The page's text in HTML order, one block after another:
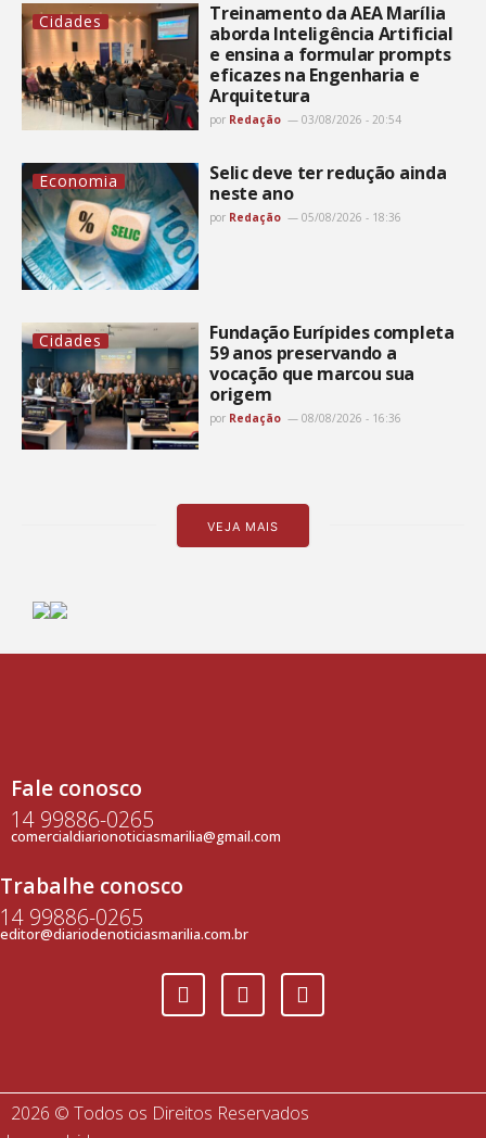
Cidades
Treinamento da AEA Marília
aborda Inteligência Artificial
e ensina a formular prompts
eficazes na Engenharia e
Arquitetura
por Redação 03/08/2026 - 20:54
Economia
Selic deve ter redução ainda
neste ano
por Redação 05/08/2026 - 18:36
Cidades
Fundação Eurípides completa
59 anos preservando a
vocação que marcou sua
origem
por Redação 08/08/2026 - 16:36
VEJA MAIS
Fale conosco
14 99886-0265
comercialdiarionoticiasmarilia@gmail.com
Trabalhe conosco
14 99886-0265
editor@diariodenoticiasmarilia.com.br
2026 © Todos os Direitos Reservados